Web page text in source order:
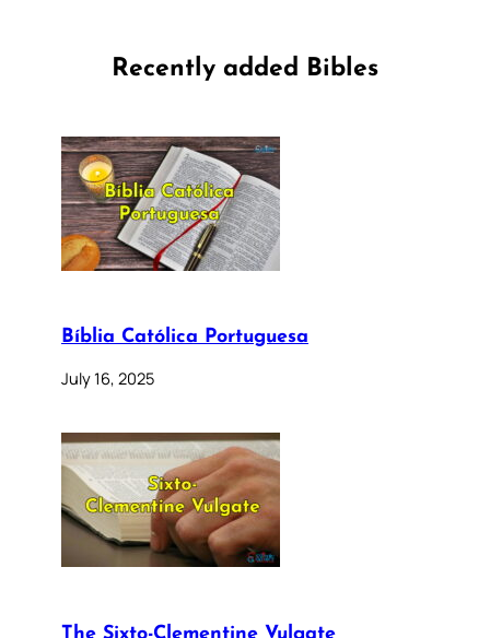
Recently added Bibles
Bíblia Católica Portuguesa
July 16, 2025
The Sixto-Clementine Vulgate